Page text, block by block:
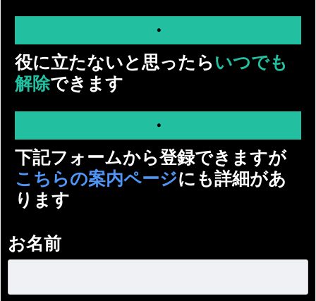
・
役に立たないと思ったら いつでも
解除できます
・
下記フォームから登録できますが
こちらの案内ページにも詳細があ
ります
お名前